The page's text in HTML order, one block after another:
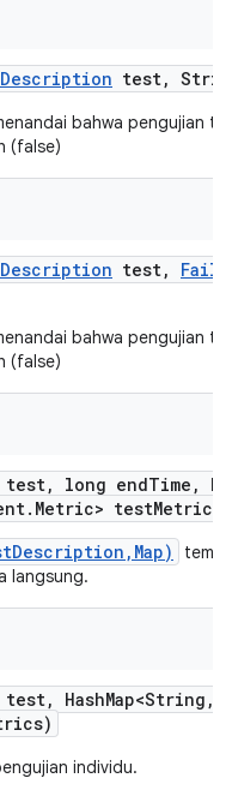
Description test,
bahwa pengujian
(false)
Description test,
bahwa pengujian
(false)
test, long endTime ,
. Metric> testMetrics)
langsung.
test, HashMap<String ,
individu.